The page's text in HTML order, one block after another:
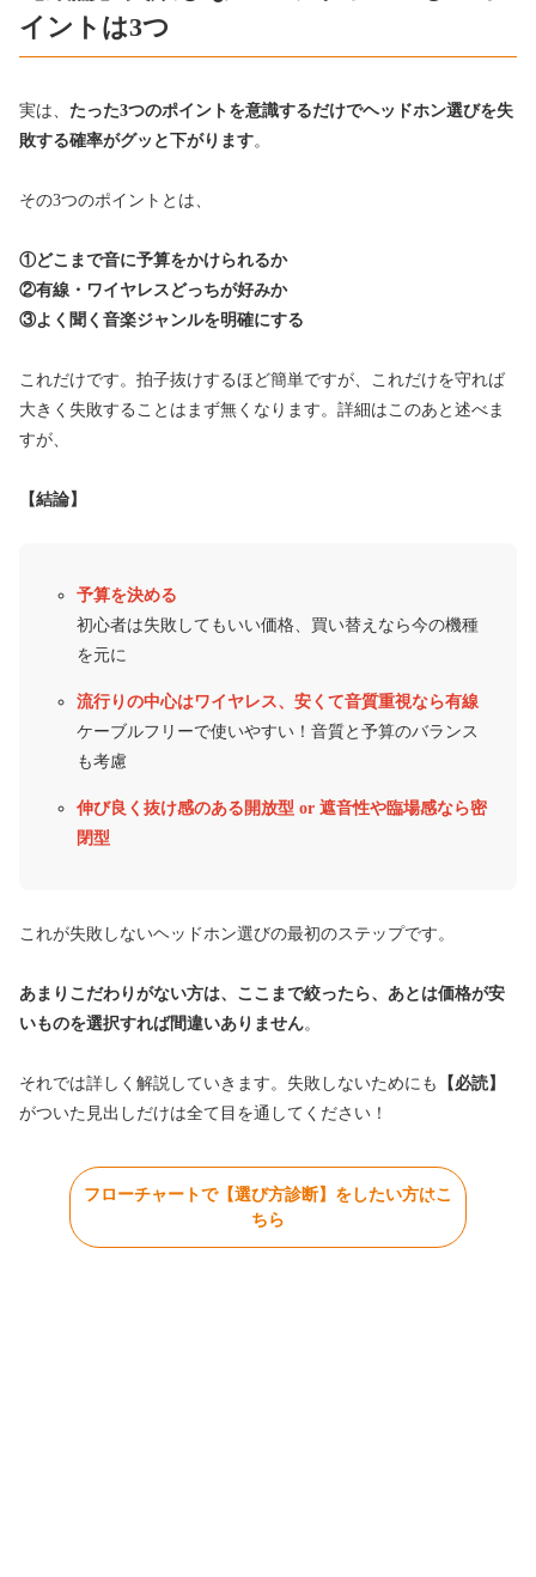
イントは3つ
実は、 たった3つのポイントを意識するだけでヘッドホン選びを失
敗する確率がグッと下がります。
その3つのポイントとは、
①どこまで音に予算をかけられるか
②有線・ワイヤレスどっちが好みか
③よく聞く音楽ジャンルを明確にする
これだけです。拍子抜けするほど簡単ですが、これだけを守れば
大きく失敗することはまず無くなります。詳細はこのあと述べま
すが、
【結論】
予算を決める
初心者は失敗してもいい価格、買い替えなら今の機種
を元に
流行りの中心はワイヤレス、安くて音質重視なら有線
ケーブルフリーで使いやすい！音質と予算のバランス
も考慮
伸び良く抜け感のある開放型 or 遮音性や臨場感なら密
閉型
これが失敗しないヘッドホン選びの最初のステップです。
あまりこだわりがない方は、ここまで絞ったら、あとは価格が安
いものを選択すれば間違いありません。
それでは詳しく解説していきます。失敗しないためにも
【必読】
がついた見出しだけは全て目を通してください！
フローチャートで【選び方診断】をしたい方はこ
ちら